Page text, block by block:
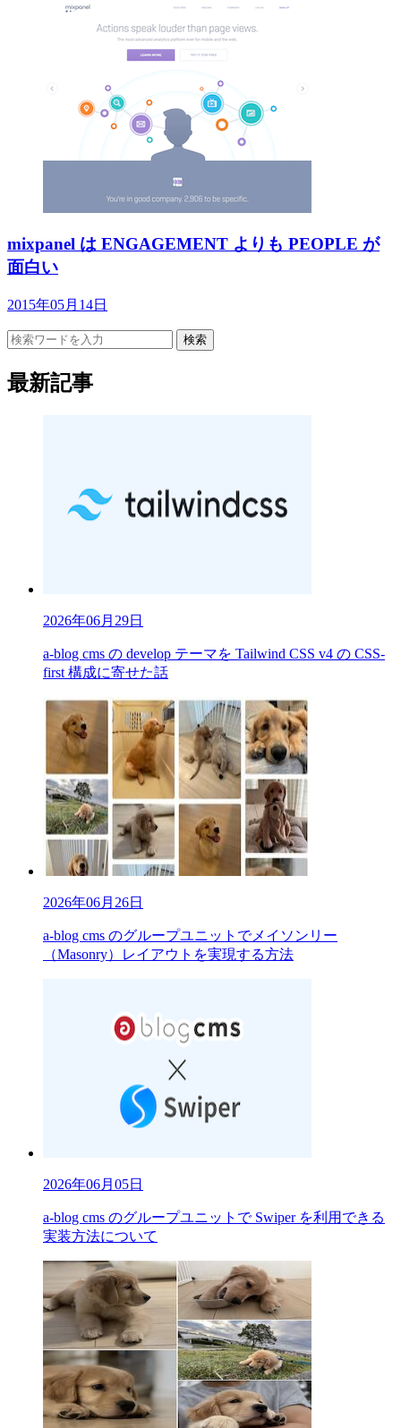
mixpanel は ENGAGEMENT よりも PEOPLE が
面白い
2015年05月14日
検索
最新記事
2026年06月29日
a-blog cms の develop テーマを Tailwind CSS v4 の CSS-
first 構成に寄せた話
2026年06月26日
a-blog cms のグループユニットでメイソンリー
（Masonry）レイアウトを実現する方法
2026年06月05日
a-blog cms のグループユニットで Swiper を利用できる
実装方法について